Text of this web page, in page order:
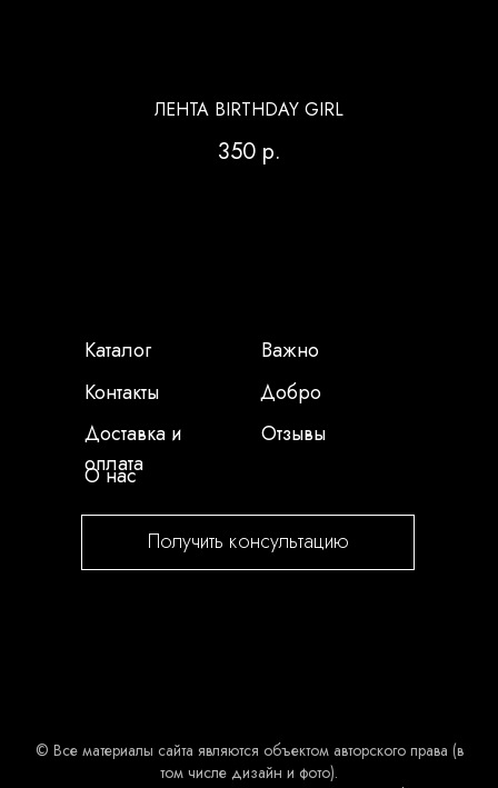
ЛЕНТА BIRTHDAY GIRL
350 р.
Каталог
Контакты
Доставка и
оплата
О нас
Важно
Добро
Отзывы
Получить консультацию
© Все материалы сайта являются объектом авторского права (в
том числе дизайн и фото).